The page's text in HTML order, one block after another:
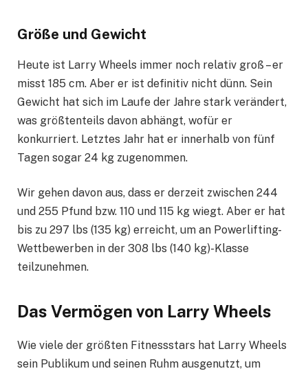
Größe und Gewicht
Heute ist Larry Wheels immer noch relativ groß – er
misst 185 cm. Aber er ist definitiv nicht dünn. Sein
Gewicht hat sich im Laufe der Jahre stark verändert,
was größtenteils davon abhängt, wofür er
konkurriert. Letztes Jahr hat er innerhalb von fünf
Tagen sogar 24 kg zugenommen.
Wir gehen davon aus, dass er derzeit zwischen 244
und 255 Pfund bzw. 110 und 115 kg wiegt. Aber er hat
bis zu 297 lbs (135 kg) erreicht, um an Powerlifting-
Wettbewerben in der 308 lbs (140 kg)-Klasse
teilzunehmen.
Das Vermögen von Larry Wheels
Wie viele der größten Fitnessstars hat Larry Wheels
sein Publikum und seinen Ruhm ausgenutzt, um